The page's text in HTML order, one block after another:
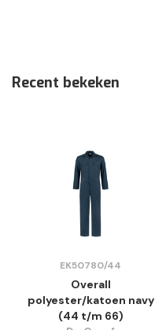
Recent bekeken
EK50780/44
Overall
polyester/katoen navy
(44 t/m 66)